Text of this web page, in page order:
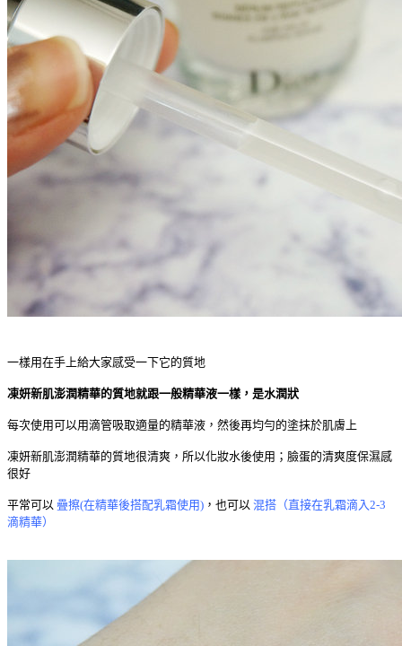
一樣用在手上給大家感受一下它的質地
凍妍新肌澎潤精華的質地就跟一般精華液一樣，是水潤狀
每次使用可以用滴管吸取適量的精華液，然後再均勻的塗抹於肌膚上
凍妍新肌澎潤精華的質地很清爽，所以化妝水後使用；臉蛋的清爽度保濕感
很好
平常可以 疊擦(在精華後搭配乳霜使用) ，也可以 混搭（直接在乳霜滴入2-3
滴精華）